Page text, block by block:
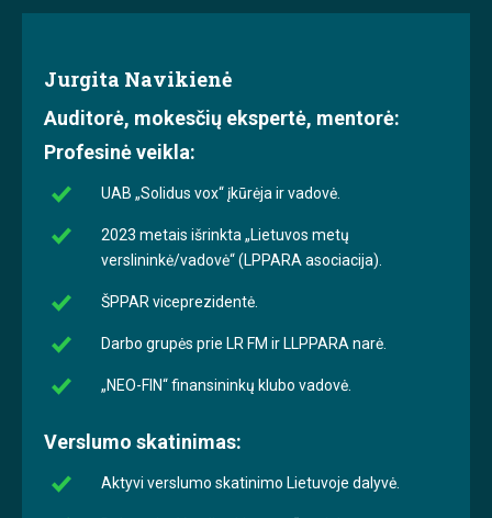
Jurgita Navikienė
Auditorė, mokesčių ekspertė, mentorė:
Profesinė veikla:
UAB „Solidus vox“ įkūrėja ir vadovė.
2023 metais išrinkta „Lietuvos metų
verslininkė/vadovė“ (LPPARA asociacija).
ŠPPAR viceprezidentė.
Darbo grupės prie LR FM ir LLPPARA narė.
„NEO-FIN“ finansininkų klubo vadovė.
Verslumo skatinimas:
Aktyvi verslumo skatinimo Lietuvoje dalyvė.